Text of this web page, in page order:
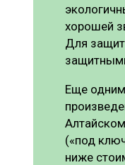
хорошей
Для
Еще
(«под
ниже